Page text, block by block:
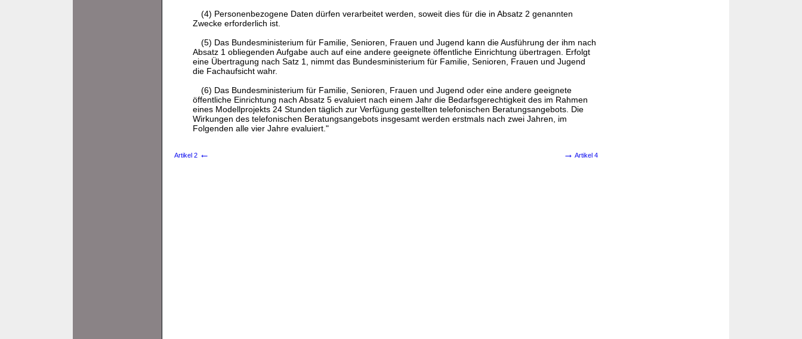
(4) Personenbezogene Daten dürfen verarbeitet werden, soweit dies für die in Absatz 2 genannten
Zwecke erforderlich ist.
(5) Das Bundesministerium für Familie, Senioren, Frauen und Jugend kann die Ausführung der ihm nach
Absatz 1 obliegenden Aufgabe auch auf eine andere geeignete öffentliche Einrichtung übertragen. Erfolgt
eine Übertragung nach Satz 1, nimmt das Bundesministerium für Familie, Senioren, Frauen und Jugend
die Fachaufsicht wahr.
(6) Das Bundesministerium für Familie, Senioren, Frauen und Jugend oder eine andere geeignete
öffentliche Einrichtung nach Absatz 5 evaluiert nach einem Jahr die Bedarfsgerechtigkeit des im Rahmen
eines Modellprojekts 24 Stunden täglich zur Verfügung gestellten telefonischen Beratungsangebots. Die
Wirkungen des telefonischen Beratungsangebots insgesamt werden erstmals nach zwei Jahren, im
Folgenden alle vier Jahre evaluiert."
Artikel 2 ← → Artikel 4